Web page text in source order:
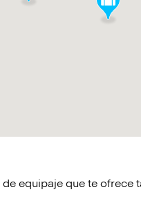
equipaje que te ofrece